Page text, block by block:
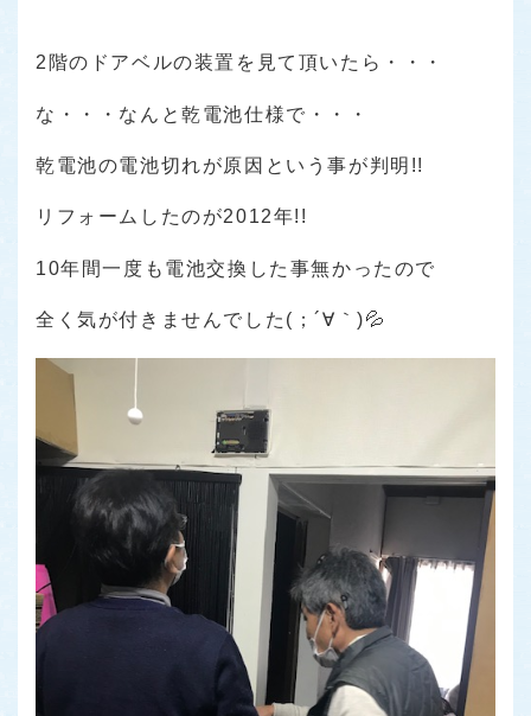
2階のドアベルの装置を見て頂いたら・・・
な・・・なんと乾電池仕様で・・・
乾電池の電池切れが原因という事が判明!!
リフォームしたのが2012年!!
10年間一度も電池交換した事無かったので
全く気が付きませんでした(；´∀｀)💦